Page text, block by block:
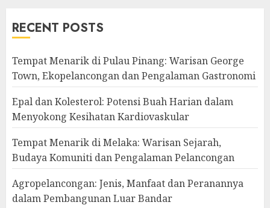
RECENT POSTS
Tempat Menarik di Pulau Pinang: Warisan George
Town, Ekopelancongan dan Pengalaman Gastronomi
Epal dan Kolesterol: Potensi Buah Harian dalam
Menyokong Kesihatan Kardiovaskular
Tempat Menarik di Melaka: Warisan Sejarah,
Budaya Komuniti dan Pengalaman Pelancongan
Agropelancongan: Jenis, Manfaat dan Peranannya
dalam Pembangunan Luar Bandar